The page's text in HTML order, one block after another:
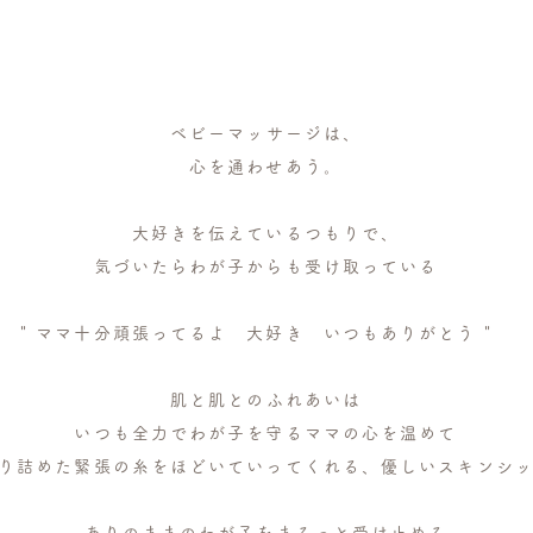
ベビーマッサージは、
心を通わせあう。
大好きを伝えているつもりで、
気づいたらわが子からも受け取っている
" ママ十分頑張ってるよ 大好き いつもありがとう "
肌と肌とのふれあいは
いつも全力でわが子を守るママの心を温めて
詰めた緊張の糸をほどいていってくれる、優しいスキンシ